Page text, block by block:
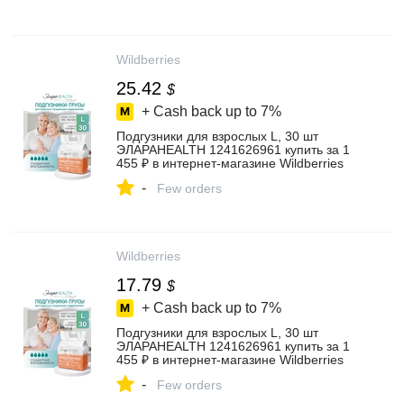
Wildberries
25.42 $
+ Cash back up to 7%
Подгузники для взрослых L, 30 шт
ЭЛАРАHEALTH 1241626961 купить за 1
455 ₽ в интернет‑магазине Wildberries
- Few orders
Wildberries
17.79 $
+ Cash back up to 7%
Подгузники для взрослых L, 30 шт
ЭЛАРАHEALTH 1241626961 купить за 1
455 ₽ в интернет‑магазине Wildberries
- Few orders